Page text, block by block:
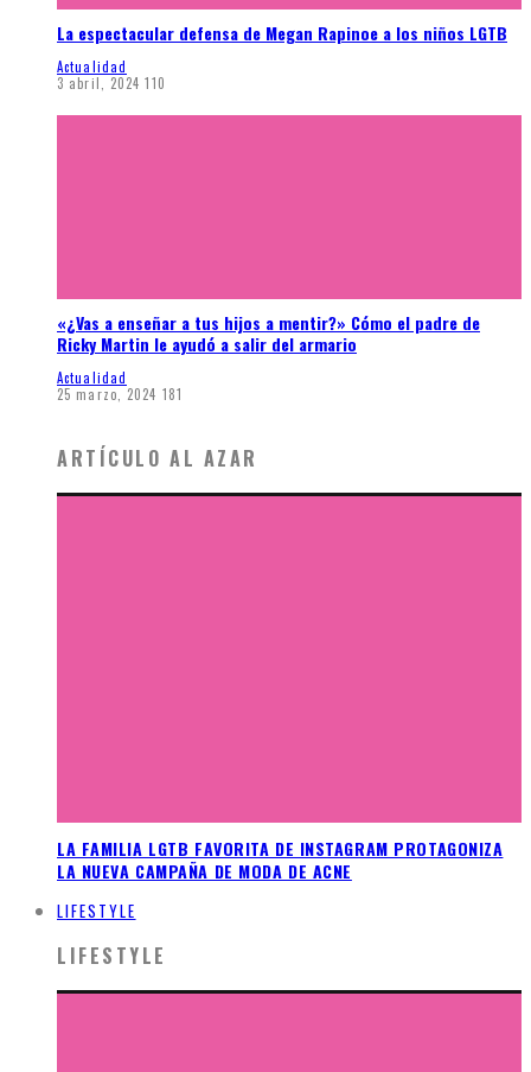
La espectacular defensa de Megan Rapinoe a los niños LGTB
Actualidad
3 abril, 2024 110
«¿Vas a enseñar a tus hijos a mentir?» Cómo el padre de
Ricky Martin le ayudó a salir del armario
Actualidad
25 marzo, 2024 181
ARTÍCULO AL AZAR
LA FAMILIA LGTB FAVORITA DE INSTAGRAM PROTAGONIZA
LA NUEVA CAMPAÑA DE MODA DE ACNE
LIFESTYLE
LIFESTYLE